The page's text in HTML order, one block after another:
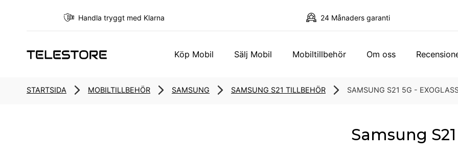
Handla tryggt med Klarna 24 Månaders garanti
Köp Mobil Sälj Mobil Mobiltillbehör Om oss
STARTSIDA MOBILTILLBEHÖR SAMSUNG SAMSUNG S21 TILLBEHÖR SAMSUNG S21 5G -
Samsung